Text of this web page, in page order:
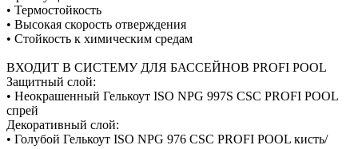
• Термостойкость
• Высокая скорость отверждения
• Стойкость к химическим средам
ВХОДИТ В СИСТЕМУ ДЛЯ БАССЕЙНОВ PROFI POOL
Защитный слой:
• Неокрашенный Гелькоут ISO NPG 997S CSC PROFI POOL
спрей
Декоративный слой:
• Голубой Гелькоут ISO NPG 976 CSC PROFI POOL кисть/